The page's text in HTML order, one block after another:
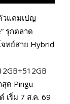
วแคมเปญ
รุกตลาด
ทย์สาย Hybrid
ด Pingu
เริ่ม 7 ส.ค. 69